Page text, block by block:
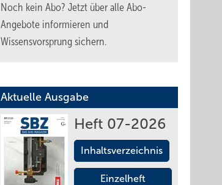
Noch kein Abo? Jetzt über alle Abo-
Angebote informieren und
Wissensvorsprung sichern.
Aktuelle Ausgabe
Heft 07-2026
Inhaltsverzeichnis
Einzelheft